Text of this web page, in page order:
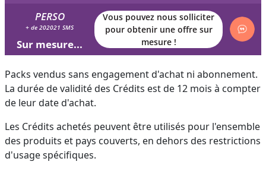
PERSO
+ de 202021 SMS
Sur mesure...
Vous pouvez nous solliciter
pour obtenir une offre sur
mesure !
Packs vendus sans engagement d'achat ni abonnement.
La durée de validité des Crédits est de 12 mois à compter
de leur date d'achat.
Les Crédits achetés peuvent être utilisés pour l'ensemble
des produits et pays couverts, en dehors des restrictions
d'usage spécifiques.